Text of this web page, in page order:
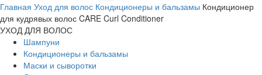
Главная Уход для волос Кондиционеры и бальзамы Кондиционер
для кудрявых волос CARE Curl Conditioner
УХОД ДЛЯ ВОЛОС
Шампуни
Кондиционеры и бальзамы
Маски и сыворотки